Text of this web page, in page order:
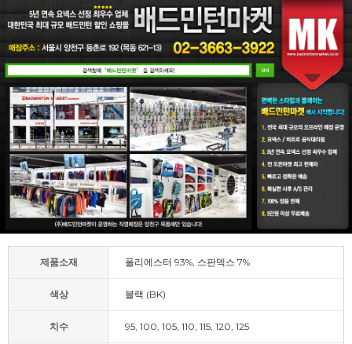
제품소재 폴리에스터 93%, 스판덱스 7%
색상 블랙 (BK)
치수 95, 100, 105, 110, 115, 120, 125